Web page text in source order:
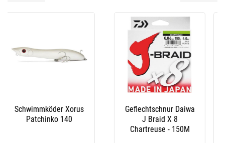
Geflochtene Schnur
Daiwa J Braid X 8
Geflochtene Schnur
Daiwa J Braid X 8
Mehrfarbig - 300M